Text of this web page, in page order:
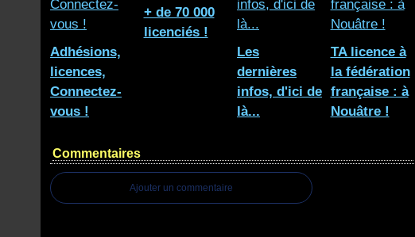
Adhésions,
licences,
Connectez-
vous !
+ de 70 000
licenciés !
Les
dernières
infos, d'ici de
là...
TA licence à
la fédération
française : à
Nouâtre !
Commentaires
Ajouter un commentaire